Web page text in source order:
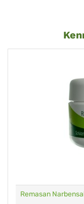
Remasan